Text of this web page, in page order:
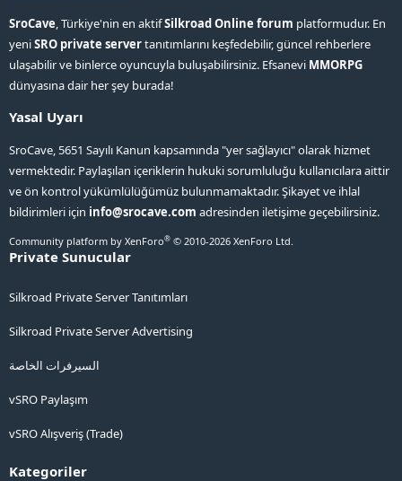
SroCave, Türkiye'nin en aktifSilkroad Online forum platformudur. En
yeniSRO private servertanıtımlarını keşfedebilir, güncel rehberlere
ulaşabilir ve binlerce oyuncuyla buluşabilirsiniz. Efsanevi MMORPG
dünyasına dair her şey burada!
Yasal Uyarı
SroCave, 5651 Sayılı Kanun kapsamında "yer sağlayıcı" olarak hizmet
vermektedir. Paylaşılan içeriklerin hukuki sorumluluğu kullanıcılara aittir
ve ön kontrol yükümlülüğümüz bulunmamaktadır. Şikayet ve ihlal
bildirimleri için info@srocave.com adresinden iletişime geçebilirsiniz.
Community platform by XenForo® © 2010-2026 XenForo Ltd.
Private Sunucular
Silkroad Private Server Tanıtımları
Silkroad Private Server Advertising
السيرفرات الخاصة
vSRO Paylaşım
vSRO Alışveriş (Trade)
Kategoriler